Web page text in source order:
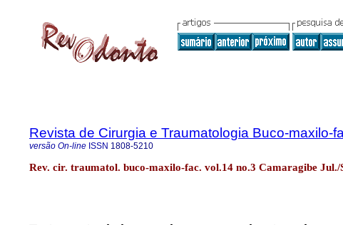
Revista de Cirurgia e Traumatologia Buco-maxilo-
versão On-line ISSN 1808-5210
Rev. cir. traumatol. buco-maxilo-fac. vol.14 no.3 Camaragibe Jul./